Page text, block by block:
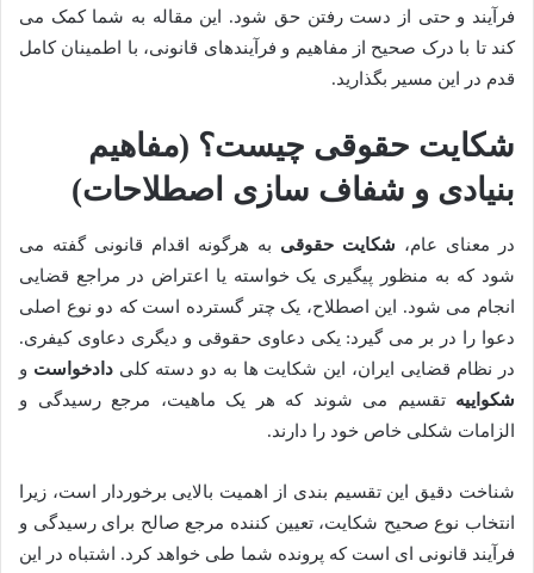
فرآیند و حتی از دست رفتن حق شود. این مقاله به شما کمک می
کند تا با درک صحیح از مفاهیم و فرآیندهای قانونی، با اطمینان کامل
قدم در این مسیر بگذارید.
شکایت حقوقی چیست؟ (مفاهیم
بنیادی و شفاف سازی اصطلاحات)
در معنای عام، شکایت حقوقی به هرگونه اقدام قانونی گفته می
شود که به منظور پیگیری یک خواسته یا اعتراض در مراجع قضایی
انجام می شود. این اصطلاح، یک چتر گسترده است که دو نوع اصلی
دعوا را در بر می گیرد: یکی دعاوی حقوقی و دیگری دعاوی کیفری.
در نظام قضایی ایران، این شکایت ها به دو دسته کلیدادخواست و
شکواییه تقسیم می شوند که هر یک ماهیت، مرجع رسیدگی و
الزامات شکلی خاص خود را دارند.
شناخت دقیق این تقسیم بندی از اهمیت بالایی برخوردار است، زیرا
انتخاب نوع صحیح شکایت، تعیین کننده مرجع صالح برای رسیدگی و
فرآیند قانونی ای است که پرونده شما طی خواهد کرد. اشتباه در این